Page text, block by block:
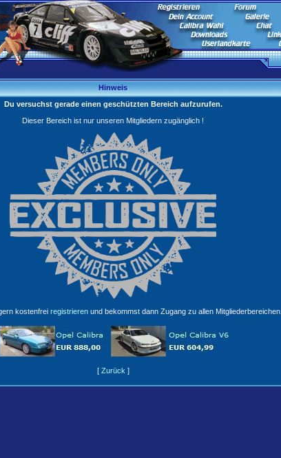
Hinweis
Du versuchst gerade einen geschützten Bereich aufzurufen.
Dieser Bereich ist nur unseren Mitgliedern zugänglich !
kostenfrei registrierenund bekommst dann Zugang zu allen Mitgliederbereichen.
[ Zurück ]